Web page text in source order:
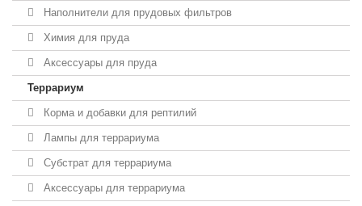
Наполнители для прудовых фильтров
Химия для пруда
Аксессуары для пруда
Террариум
Корма и добавки для рептилий
Лампы для террариума
Субстрат для террариума
Аксессуары для террариума